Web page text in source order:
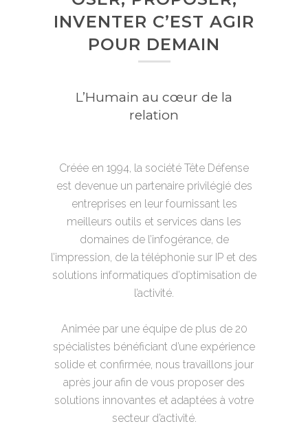
INVENTER C’EST AGIR
POUR DEMAIN
L’Humain au cœur de la
relation
Créée en 1994, la société Tête Défense
est devenue un partenaire privilégié des
entreprises en leur fournissant les
meilleurs outils et services dans les
domaines de l’infogérance, de
l’impression, de la téléphonie sur IP et des
solutions informatiques d’optimisation de
l’activité.
Animée par une équipe de plus de 20
spécialistes bénéficiant d’une expérience
solide et confirmée, nous travaillons jour
après jour afin de vous proposer des
solutions innovantes et adaptées à votre
secteur d’activité.